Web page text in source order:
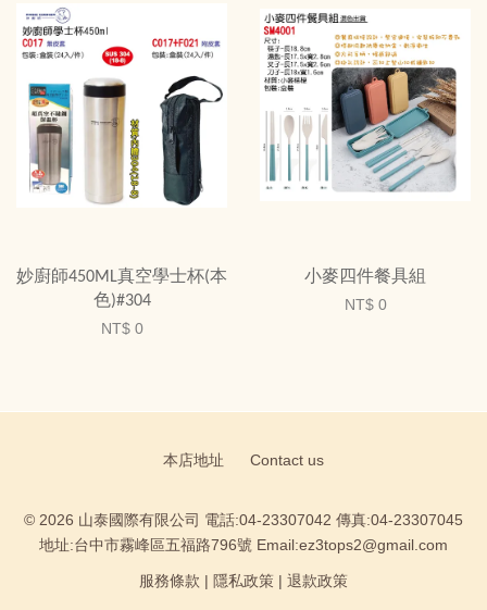
妙廚師450ML真空學士杯(本
色)#304
NT$ 0
小麥四件餐具組
NT$ 0
本店地址 Contact us
© 2026 山泰國際有限公司 電話:04-23307042 傳真:04-23307045
地址:台中市霧峰區五福路796號 Email:ez3tops2@gmail.com
服務條款 隱私政策 退款政策